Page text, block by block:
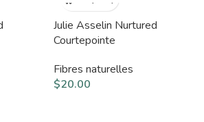
Julie Asselin Nurtured
Courtepointe
Fibres naturelles
$20.00